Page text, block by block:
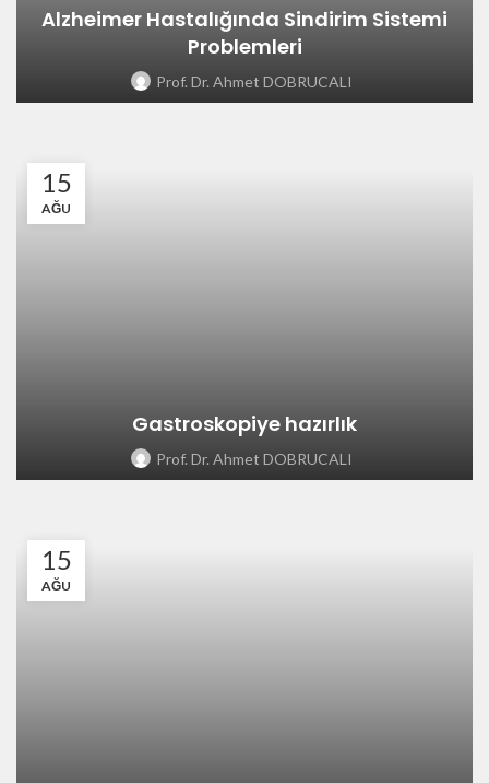
Alzheimer Hastalığında Sindirim Sistemi
Problemleri
Prof. Dr. Ahmet DOBRUCALI
15
AĞU
Gastroskopiye hazırlık
Prof. Dr. Ahmet DOBRUCALI
15
AĞU